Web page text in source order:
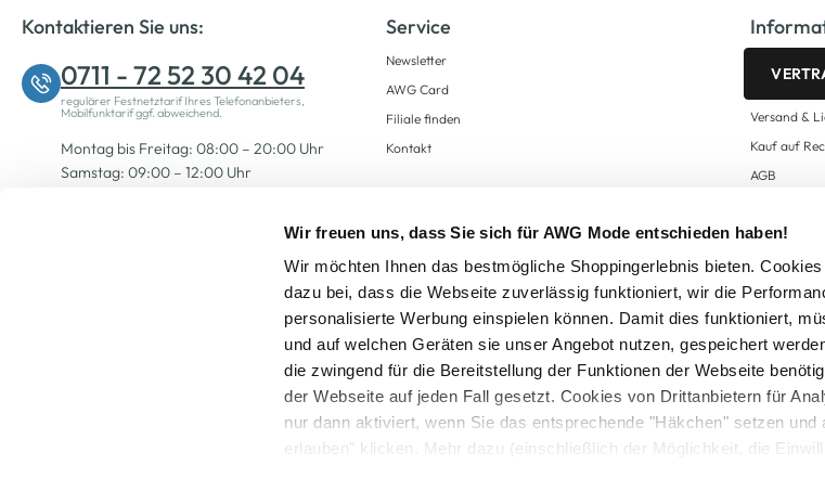
Wir freuen uns, dass Sie sich für AWG Mode entschieden haben!
Wir möchten Ihnen das bestmögliche Shoppingerlebnis bieten.
dazu bei, dass die Webseite zuverlässig funktioniert, wir die
personalisierte Werbung einspielen können. Damit dies funktioniert,
und auf welchen Geräten sie unser Angebot nutzen, gespeichert
die zwingend für die Bereitstellung der Funktionen der Webseite
der Webseite auf jeden Fall gesetzt. Cookies von Drittanbietern für
nur dann aktiviert, wenn Sie das entsprechende "Häkchen" setzen und
erlauben" klicken. Mehr dazu (einschließlich der Möglichkeit, die
Kontaktieren Sie uns:
0711 - 72 52 30 42 04
regulärer Festnetztarif Ihres Telefonanbieters,
Mobilfunktarif ggf. abweichend.
Montag bis Freitag: 08:00 – 20:00 Uhr
Samstag: 09:00 – 12:00 Uhr
Service
Newsletter
AWG Card
Filiale finden
Kontakt
Versand &
Kauf auf
AGB
Datenschutz
AWG CARD
Alle Preise inkl. gesetzl. Mehrwertsteuer zzgl.